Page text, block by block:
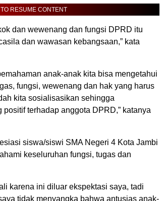
RESUME CONTENT
dan wewenang dan fungsi DPRD itu
dan wawasan kebangsaan,” kata
anak-anak kita bisa mengetahui
fungsi, wewenang dan hak yang harus
kita sosialisasikan sehingga
terhadap anggota DPRD,” katanya
siswa/siswi SMA Negeri 4 Kota Jambi
keseluruhan fungsi, tugas dan
karena ini diluar ekspektasi saya, tadi
tidak menyangka bahwa antusias anak-